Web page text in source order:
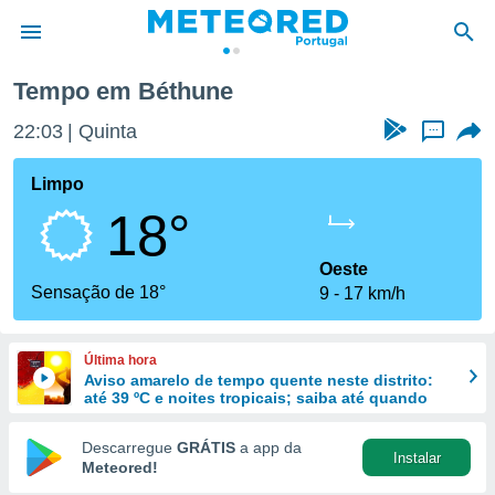
da
foi
fornecidas
a este
das
e
forma
digital
Tempo em Béthune
22:03 Quinta ...
Limpo
18°
Sensação de 18°
Oeste
9
17 km/h
Última hora
Aviso amarelo de tempo quente neste distrito:
até 39 ºC e noites tropicais; saiba até quando
Descarregue GRÁTIS a app da
Meteored!
Instalar